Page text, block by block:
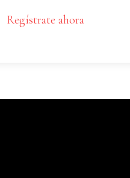
Regístrate ahora